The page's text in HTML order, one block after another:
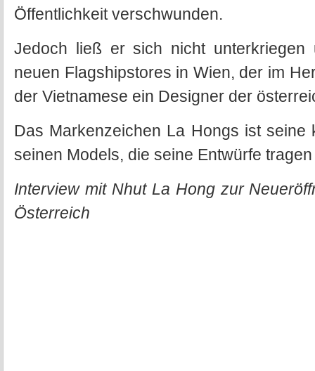
Öffentlichkeit verschwunden.
Jedoch ließ er sich nicht
neuen Flagshipstores in Wien, der im
der Vietnamese ein Designer der
Das Markenzeichen La Hongs ist
seinen Models, die seine Entwürfe
Interview mit Nhut La Hong zur
Österreich